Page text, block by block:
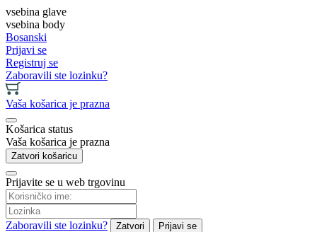
vsebina glave
vsebina body
Bosanski
Prijavi se
Registruj se
Zaboravili ste lozinku?
Vaša košarica je prazna
Košarica status
Vaša košarica je prazna
Zatvori košaricu
Prijavite se u web trgovinu
Zaboravili ste lozinku? Zatvori Prijavi se